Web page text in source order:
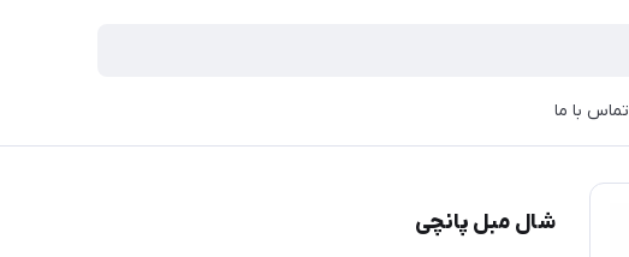
تماس با ما
شال مبل پانچی